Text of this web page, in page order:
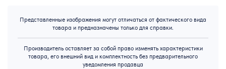
Представленные изображения могут отличаться от фактического вида
товара и предназначены только для справки.
Производитель оставляет за собой право изменять характеристики
товара, его внешний вид и комплектность без предварительного
уведомления продавца